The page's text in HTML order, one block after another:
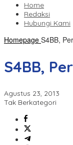
Home
Redaksi
Hubungi Kami
Homepage S4BB,
S4BB,
Agustus 23, 2013
Tak Berkategori